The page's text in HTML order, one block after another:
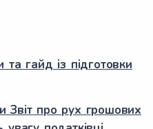
гайд із підготовки
Звіт про рух грошових